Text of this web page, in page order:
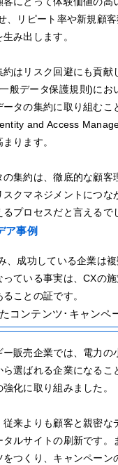
、リピート率や新規顧
み出します。
はリスク回避にも貢献
般データ保護規則)にお
タの集約に取り組むこ
and Access
ります。
集約は、徹底的な顧客
クマネジメントにつな
プロセスだと言えるで
ア事例
、成功している企業は複
ている事実は、CXの
ことの証です。
コンテンツ･キャンペ
販売企業では、電力の
選ばれる企業になるこ
化に取り組みました。
来よりも顧客と親密な
タルサイトの刷新です。
つくり、キャンペーン